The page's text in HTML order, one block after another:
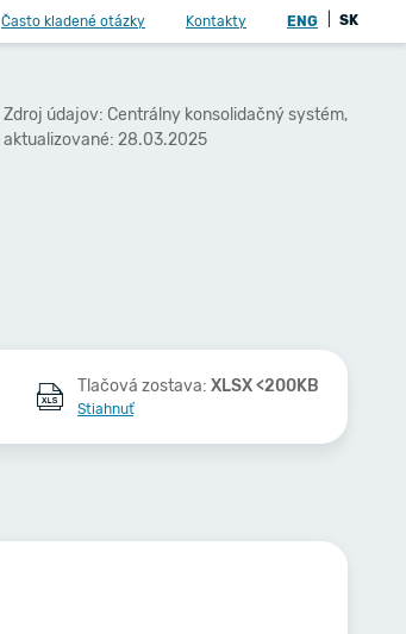
Často kladené otázky Kontakty ENG SK
Zdroj údajov: Centrálny konsolidačný systém,
aktualizované: 28.03.2025
Tlačová zostava: XLSX <200KB
Stiahnuť